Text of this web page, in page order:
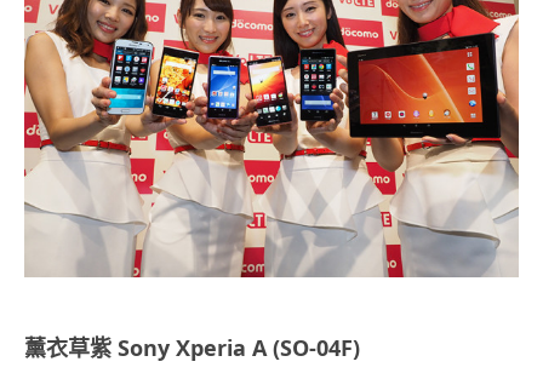
薰衣草紫 Sony Xperia A (SO-04F)